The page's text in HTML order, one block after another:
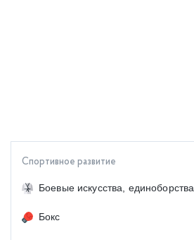
Спортивное развитие
Боевые искусства, единоборства
Бокс